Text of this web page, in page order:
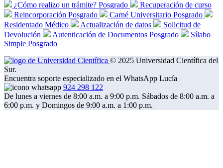
¿Cómo realizo un trámite? Posgrado
Recuperación de curso
Reincorporación Posgrado
Carné Universitario Posgrado
Residentado Médico
Actualización de datos
Solicitud de
Devolución
Autenticación de Documentos Posgrado
Sílabo
Simple Posgrado
© 2025 Universidad Científica del
Sur.
Encuentra soporte especializado en el WhatsApp Lucía
924 298 122
De lunes a viernes de 8:00 a.m. a 9:00 p.m. Sábados de 8:00 a.m. a
6:00 p.m. y Domingos de 9:00 a.m. a 1:00 p.m.